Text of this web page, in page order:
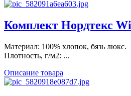
Комплект Нордтекс
Материал: 100% хлопок, бязь люкс.
Плотность, г/м2: ...
Описание товара